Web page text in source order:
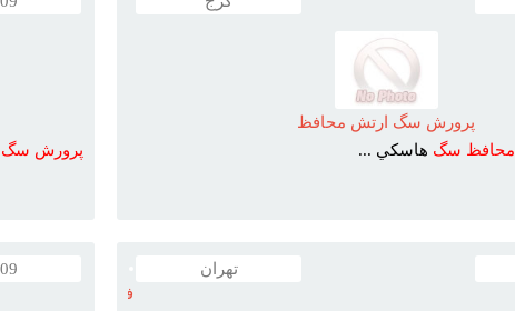
پرورش سگ ارتش محافظ
محافظ سگ هاسکي ...
پرورش سگ
تهران
فروش